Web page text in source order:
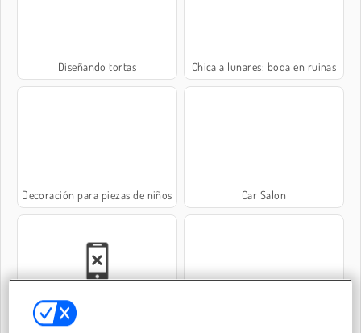
Diseñando tortas Chica a lunares: boda en ruinas
Decoración para piezas de niños Car Salon
Diseño de jardines